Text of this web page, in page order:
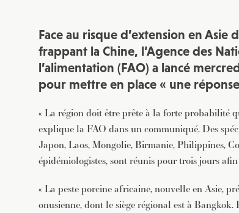
Face au risque d’extension en
frappant la Chine, l’Agence des
l’alimentation (FAO) a lancé
pour mettre en place « une
« La région doit être prête à la forte probabilité
explique la FAO dans un communiqué. Des
Japon, Laos, Mongolie, Birmanie, Philippines,
épidémiologistes, sont réunis pour trois jours
« La peste porcine africaine, nouvelle en Asie,
onusienne, dont le siège régional est à